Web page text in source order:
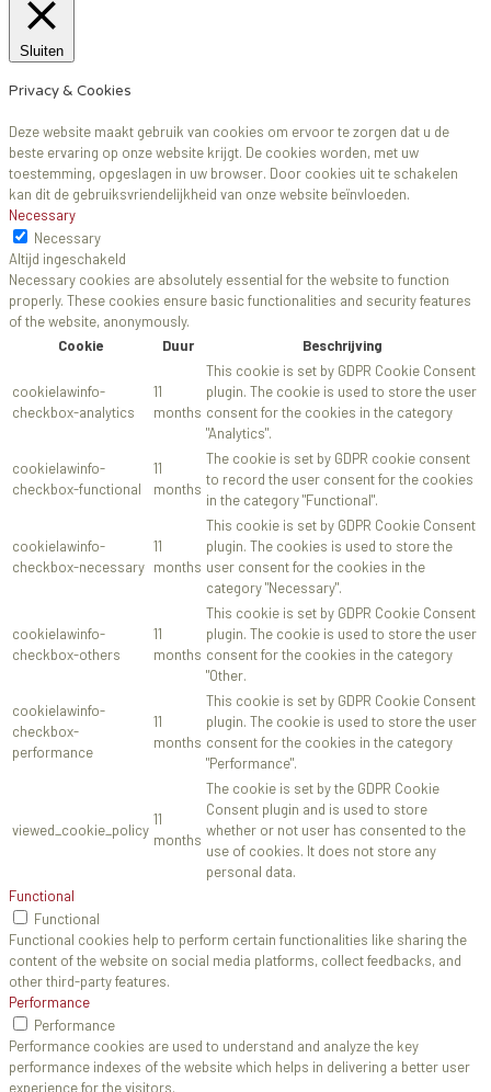
Sluiten
Privacy & Cookies
Deze website maakt gebruik van cookies om ervoor te zorgen dat u de
beste ervaring op onze website krijgt. De cookies worden, met uw
toestemming, opgeslagen in uw browser. Door cookies uit te schakelen
kan dit de gebruiksvriendelijkheid van onze website beïnvloeden.
Necessary
Necessary
Altijd ingeschakeld
Necessary cookies are absolutely essential for the website to function
properly. These cookies ensure basic functionalities and security features
of the website, anonymously.
Cookie
Duur Beschrijving
cookielawinfo-
checkbox-analytics
11
months
This cookie is set by GDPR Cookie Consent
plugin. The cookie is used to store the user
consent for the cookies in the category
"Analytics".
cookielawinfo-
checkbox-functional
11
months
The cookie is set by GDPR cookie consent
to record the user consent for the cookies
in the category "Functional".
cookielawinfo-
checkbox-necessary
11
months
This cookie is set by GDPR Cookie Consent
plugin. The cookies is used to store the
user consent for the cookies in the
category "Necessary".
cookielawinfo-
checkbox-others
11
months
This cookie is set by GDPR Cookie Consent
plugin. The cookie is used to store the user
consent for the cookies in the category
"Other.
cookielawinfo-
checkbox-
performance
11
months
This cookie is set by GDPR Cookie Consent
plugin. The cookie is used to store the user
consent for the cookies in the category
"Performance".
viewed_cookie_policy
11
months
The cookie is set by the GDPR Cookie
Consent plugin and is used to store
whether or not user has consented to the
use of cookies. It does not store any
personal data.
Functional
Functional
Functional cookies help to perform certain functionalities like sharing the
content of the website on social media platforms, collect feedbacks, and
other third-party features.
Performance
Performance
Performance cookies are used to understand and analyze the key
performance indexes of the website which helps in delivering a better user
experience for the visitors.